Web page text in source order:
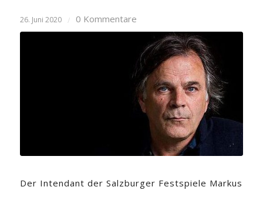
26. Juni 2020 / 0 Kommentare
Der Intendant der Salzburger Festspiele Markus